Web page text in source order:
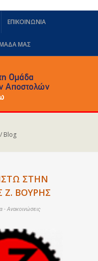
ΕΠΙΚΟΙΝΩΝΙΑ
ΜΑΣ
Blog
ΣΤΗΝ
Ζ. ΒΟΥΡΗΣ
- Ανακοινώσεις